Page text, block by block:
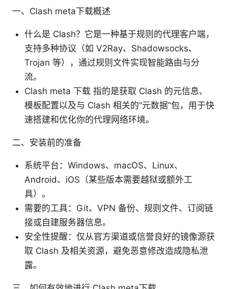
一、Clash meta下载概述
什么是 Clash？它是一种基于规则的代理客户端，
支持多种协议（如 V2Ray、Shadowsocks、
Trojan 等），通过规则文件实现智能路由与分
流。
Clash meta 下载 指的是获取 Clash 的元信息、
模板配置以及与 Clash 相关的“元数据”包，用于快
速搭建和优化你的代理网络环境。
二、安装前的准备
系统平台：Windows、macOS、Linux、
Android、iOS（某些版本需要越狱或额外工
具）。
需要的工具：Git、VPN 备份、规则文件、订阅链
接或自建服务器信息。
安全性提醒：仅从官方渠道或信誉良好的镜像源获
取 Clash 及相关资源，避免恶意修改造成隐私泄
露。